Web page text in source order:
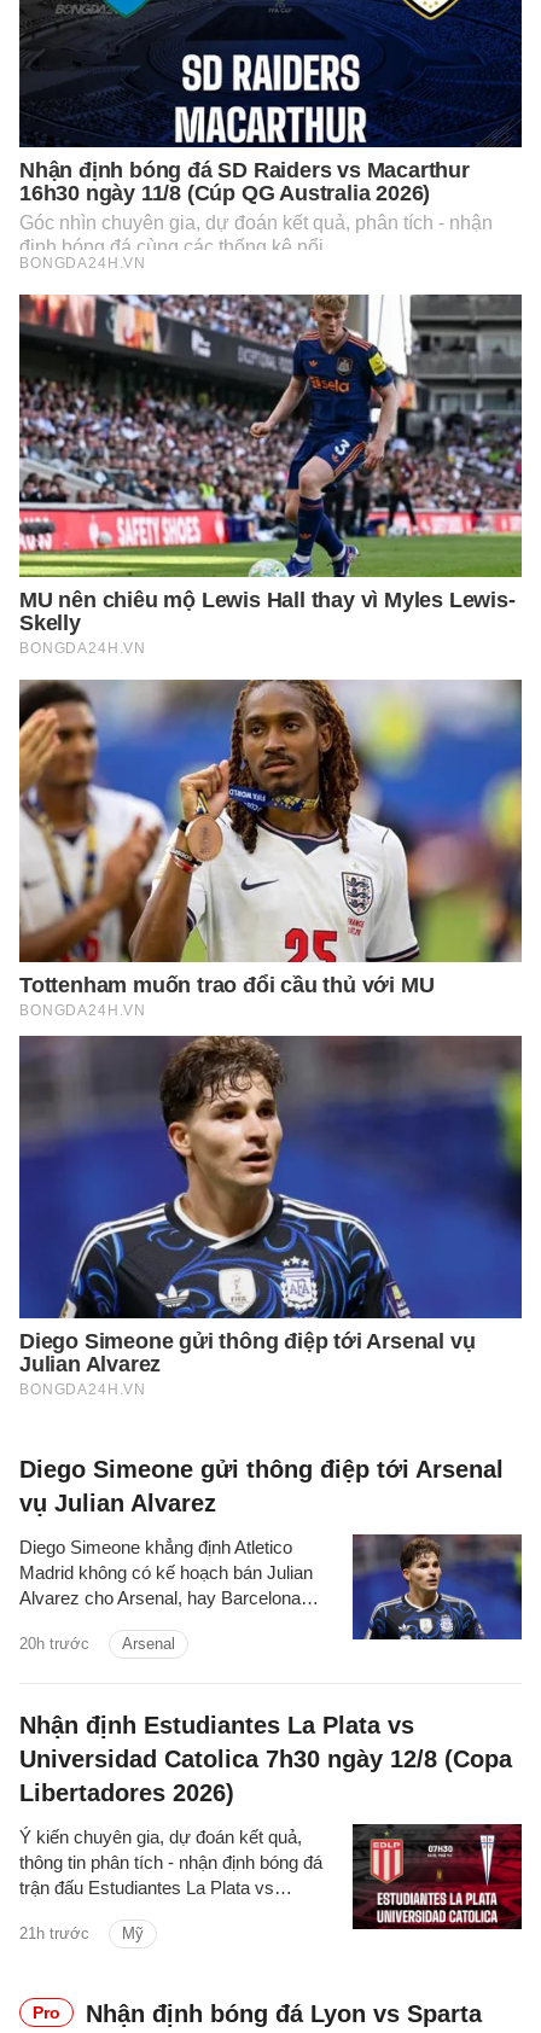
Diego Simeone gửi thông điệp tới Arsenal
vụ Julian Alvarez
20h trước Arsenal
Diego Simeone khẳng định Atletico
Madrid không có kế hoạch bán Julian
Alvarez cho Arsenal, hay Barcelona
Nhận định Estudiantes La Plata vs
Universidad Catolica 7h30 ngày 12/8 (Copa
Libertadores 2026)
21h trước Mỹ
Ý kiến chuyên gia, dự đoán kết quả,
thông tin phân tích - nhận định bóng đá
trận đấu Estudiantes La Plata vs
Mỹ/Copa Libertadores 2026 hôm nay.
Pro
Nhận định bóng đá Lyon vs Sparta